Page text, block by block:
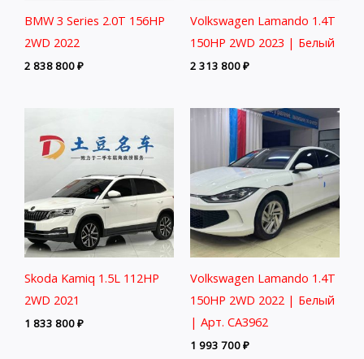
BMW 3 Series 2.0T 156HP
2WD 2022
2 838 800₽
Volkswagen Lamando 1.4T
150HP 2WD 2023 | Белый
2 313 800₽
Skoda Kamiq 1.5L 112HP
2WD 2021
1 833 800₽
Volkswagen Lamando 1.4T
150HP 2WD 2022 | Белый
| Арт. CA3962
1 993 700₽